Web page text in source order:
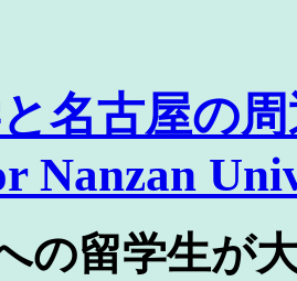
名古屋の
Nanzan
の留学生が